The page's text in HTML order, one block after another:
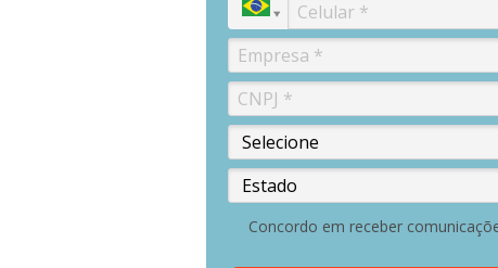
Concordo em receber